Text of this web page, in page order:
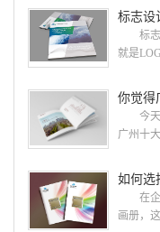
就给大
册设计
计 广
由一群
国网络
标志设
标志
就是
设计画
计 简练
的替代
何艺术
用目的
今天
广州十
计经验,
册设计/
今天
柏品牌
在企
画册，